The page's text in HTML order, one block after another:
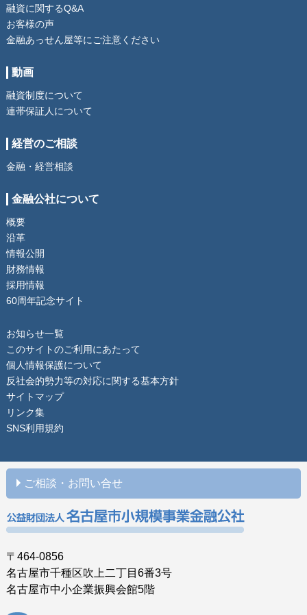
融資に関するQ&A
お客様の声
金融あっせん屋等にご注意ください
動画
融資制度について
連帯保証人について
経営のご相談
金融・経営相談
金融公社について
概要
沿革
情報公開
財務情報
採用情報
60周年記念サイト
お知らせ一覧
このサイトのご利用にあたって
個人情報保護について
反社会的勢力等の対応に関する基本方針
サイトマップ
リンク集
SNS利用規約
ご相談・お問い合せ
〒464-0856
名古屋市千種区吹上二丁目6番3号
名古屋市中小企業振興会館5階